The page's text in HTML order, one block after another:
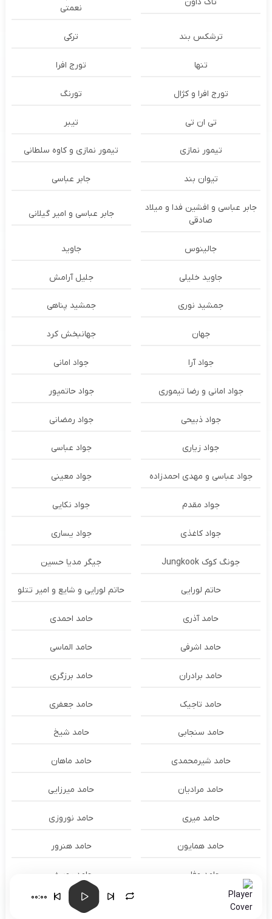
نعمتی
ترشكس بند ترکی
تنها تورج افرا
تورج افرا و کژال تورنگ
تی ان تی تیبر
تیمور نمازی تیمور نمازی و کاوه سلطانی
تیوان بند جابر عباسی
جابر عباسی و افشین فدا و میلاد
صادقی
جابر عباسی و امیر گیلانی
جالینوس جاوید
جاوید خلیلی جلیل آرامش
جمشید نوری جمشید پناهی
جهان جهانبخش کرد
جواد آرا جواد امانی
جواد امانی و رضا تیموری جواد حاتمپور
جواد ذبیحی جواد رمضانی
جواد زیاری جواد عباسی
جواد عباسی و مهدی احمدزاده جواد معینی
جواد مقدم جواد نکایی
جواد کاغذی جواد یساری
جونگ کوک Jungkook جیگر مدیا حسین
حاتم لورایی حاتم لورایی و شایع و امیر تتلو
حامد آذری حامد احمدی
حامد اشرفی حامد الماسی
حامد برادران حامد برزگری
حامد تاجیک حامد جعفری
حامد سنجابی حامد شیخ
حامد شیرمحمدی حامد ماهان
حامد مرادیان حامد میرزایی
حامد میری حامد نوروزی
حامد همایون حامد هنرور
حامد وفایی حامد یوسفی
حامیم
00:00